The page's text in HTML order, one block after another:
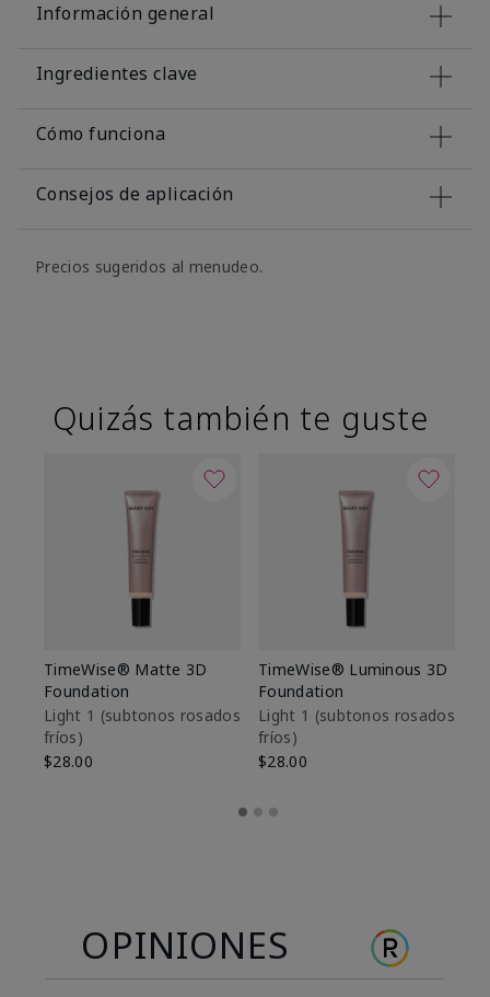
Información general
Ingredientes clave
Cómo funciona
Consejos de aplicación
Precios sugeridos al menudeo.
Quizás también te guste
TimeWise® Matte 3D
Foundation
Light 1​ (subtonos rosados
fríos)
$28.00
TimeWise® Luminous 3D
Foundation
Light 1​ (subtonos rosados
fríos)
$28.00
OPINIONES